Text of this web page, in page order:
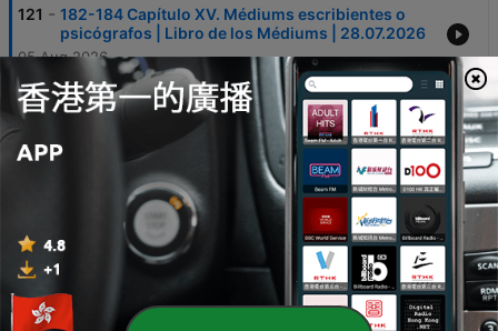
121 - 182-184 Capítulo XV. Médiums escribientes o
psicógrafos | Libro de los Médiums | 28.07.2026
05 Aug 2026
120 - 178-181 Capítulo XV. Médiums escribientes o
psicógrafos | Libro de los Médiums | 21.07.2026
29 Jul 2026
172-174 Capítulo XIV. Acerca de los médiums |
Libro de los Médiums
118 -
166-168 Capítulo XIV. Acerca de los médiums |
Libro de los Médiums | 30.06.2026
08 Jul 2026